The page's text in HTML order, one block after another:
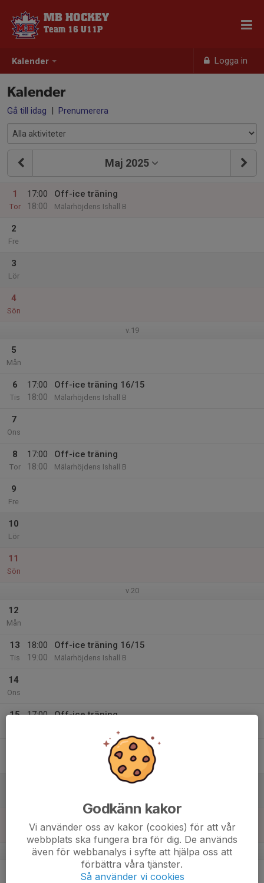
Kalender Logga in
MB HOCKEY
Team 16 U11P
Kalender
Gå till idag | Prenumerera
Maj 2025
1
Tor
17:00
18:00
Off-ice träning
Mälarhöjdens Ishall B
2
Fre
3
Lör
4
Sön
v.19
5
Mån
6
Tis
17:00
18:00
Off-ice träning 16/15
Mälarhöjdens Ishall B
7
Ons
8
Tor
17:00
18:00
Off-ice träning
Mälarhöjdens Ishall B
9
Fre
10
Lör
11
Sön
v.20
12
Mån
13
Tis
18:00
19:00
Off-ice träning 16/15
Mälarhöjdens Ishall B
14
Ons
15
17:00
Off-ice träning
v.21
Godkänn kakor
Vi använder oss av kakor (cookies) för att vår
webbplats ska fungera bra för dig. De används
även för webbanalys i syfte att hjälpa oss att
förbättra våra tjänster.
Så använder vi cookies